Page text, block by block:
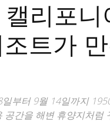
리포니
트가 만
부터 9월 14일까지
간을 해변 휴양지처럼